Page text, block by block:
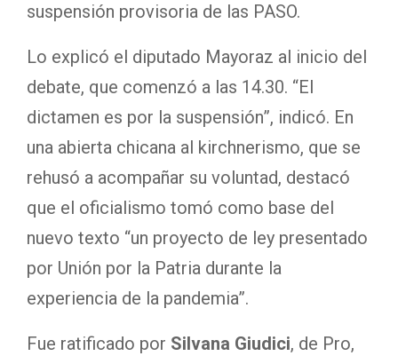
suspensión provisoria de las PASO.
Lo explicó el diputado Mayoraz al inicio del
debate, que comenzó a las 14.30. “El
dictamen es por la suspensión”, indicó. En
una abierta chicana al kirchnerismo, que se
rehusó a acompañar su voluntad, destacó
que el oficialismo tomó como base del
nuevo texto “un proyecto de ley presentado
por Unión por la Patria durante la
experiencia de la pandemia”.
Fue ratificado por Silvana Giudici, de Pro,